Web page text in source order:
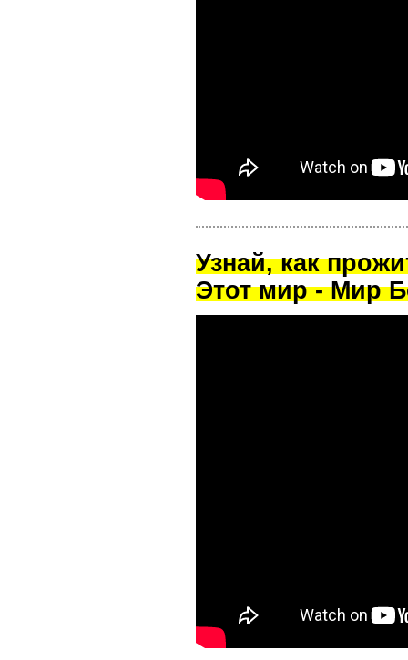
Узнай, как
Этот мир - Мир